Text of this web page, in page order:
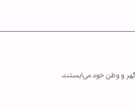
و وطن خود می‌ایستند.